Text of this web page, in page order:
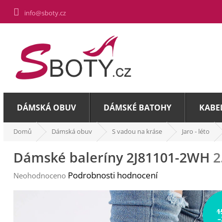
obsah
info@sboty.cz
DÁMSKÁ OBUV DÁMSKÉ BATOHY
Domů Dámská obuv S vadou na kráse Jaro - léto
Dámské baleríny 2J81101-2WH
Průměrné
Neohodnoceno Podrobnosti hodnocení